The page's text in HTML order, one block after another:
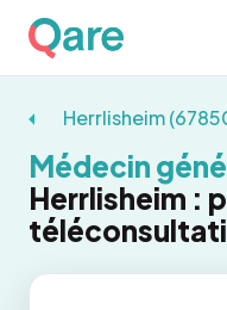
Herrlisheim
Médecin
Herrlisheim :